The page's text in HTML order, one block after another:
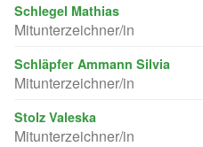
Schlegel Mathias
Mitunterzeichner/in
Schläpfer Ammann Silvia
Mitunterzeichner/in
Stolz Valeska
Mitunterzeichner/in